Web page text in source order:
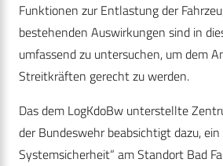
Funktionen zur Entlastung der
bestehenden Auswirkungen sind in
umfassend zu untersuchen, um dem
Streitkräften gerecht zu werden.
Das dem LogKdoBw unterstellte
der Bundeswehr beabsichtigt dazu,
Systemsicherheit“ am Standort Bad